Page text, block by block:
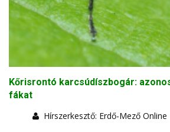
Kőrisrontó karcsúdíszbogár:
fákat
Hírszerkesztő: Erdő-Mező Online